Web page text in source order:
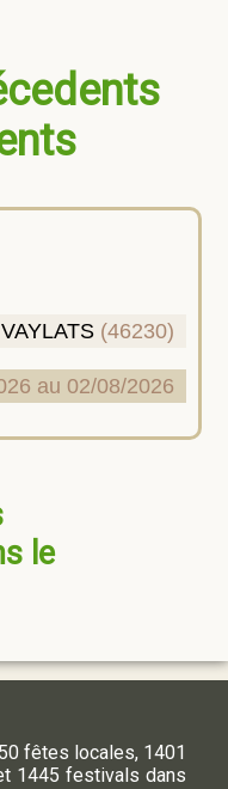
VAYLATS (46230)
au 02/08/2026
le
fêtes locales, 1401
1445 festivals dans